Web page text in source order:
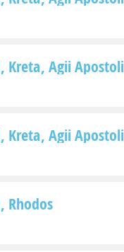
Kreta Agii Apostoli
Kreta Agii Apostoli
Rhodos